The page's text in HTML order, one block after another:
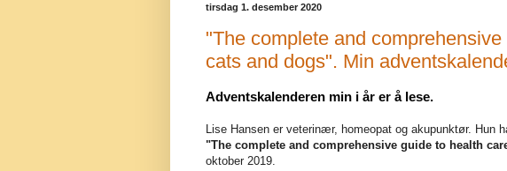
tirsdag 1. desember 2020
"The complete and
cats and dogs". Min
Adventskalenderen min i år er å lese.
Lise Hansen er veterinær, homeopat og akupunktør. Hun
"The complete and comprehensive guide to health
oktober 2019.